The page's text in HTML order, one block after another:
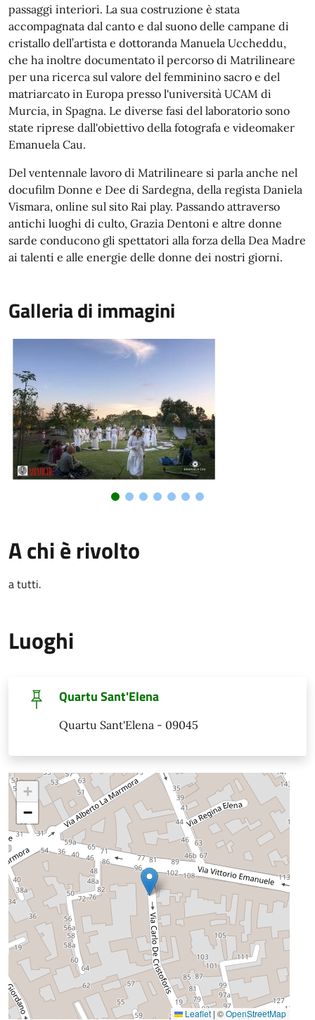
passaggi interiori. La sua costruzione è stata
accompagnata dal canto e dal suono delle campane di
cristallo dell’artista e dottoranda Manuela Uccheddu,
che ha inoltre documentato il percorso di Matrilineare
per una ricerca sul valore del femminino sacro e del
matriarcato in Europa presso l'università UCAM di
Murcia, in Spagna. Le diverse fasi del laboratorio sono
state riprese dall'obiettivo della fotografa e videomaker
Emanuela Cau.
Del ventennale lavoro di Matrilineare si parla anche nel
docufilm Donne e Dee di Sardegna, della regista Daniela
Vismara, online sul sito Rai play. Passando attraverso
antichi luoghi di culto, Grazia Dentoni e altre donne
sarde conducono gli spettatori alla forza della Dea Madre
ai talenti e alle energie delle donne dei nostri giorni.
Galleria di immagini
A chi è rivolto
a tutti.
Luoghi
Quartu Sant'Elena
Quartu Sant'Elena - 09045
+
−
Leaflet | ©OpenStreetMap